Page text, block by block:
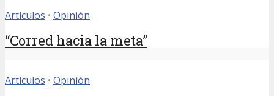
Artículos • Opinión
“Corred hacia la meta”
Artículos • Opinión